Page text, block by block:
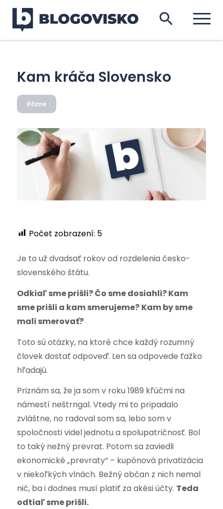
Kam kráča Slovensko
Rôzne
Počet zobrazení: 5
Je to už dvadsať rokov od rozdelenia česko-
slovenského štátu.
Odkiaľ sme prišli? Čo sme dosiahli? Kam
sme prišli a kam smerujeme? Kam by sme
mali smerovať?
Toto sú otázky, na ktoré chce každý rozumný
človek dostať odpoveď. Len sa odpovede ťažko
hľadajú.
Priznám sa, že ja som v roku 1989 kľúčmi na
námestí neštrngal. Vtedy mi to pripadalo
zvláštne, no radoval som sa, lebo som v
spoločnosti videl jednotu a spolupatričnosť. Bol
to taký nežný prevrat. Potom sa zaviedli
ekonomické „prevraty“ – kupónová privatizácia
v niekoľkých vlnách. Bežný občan z nich nemal
nič, ba i dodnes musí platiť za akési účty. Teda
odtiaľ sme prišli.